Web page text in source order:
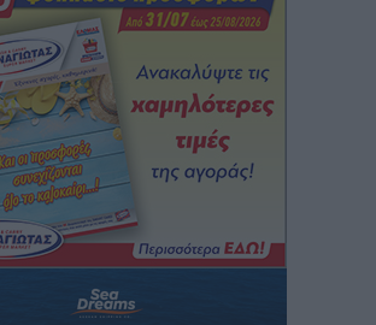
στις τουριστικές επενδύσεις
πριν 14 ώρες
ευρώ στις 13 Περιφέρειες για μέτρα
πριν 14 ώρες
μπορούν να λάβουν ενίσχυση για
ευρώ